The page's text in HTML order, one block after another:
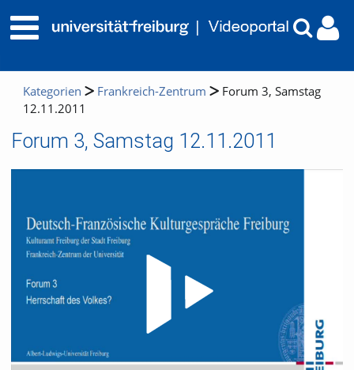
Kategorien Frankreich-Zentrum
Forum 3, Samstag
12.11.2011
Forum 3, Samstag 12.11.2011